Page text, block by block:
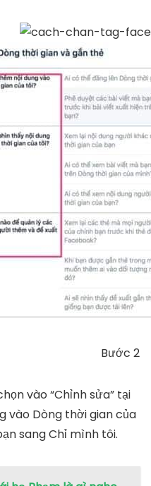
Bước 2
vào “Chỉnh sửa” tại
vào Dòng thời gian của
sang Chỉ mình tôi.